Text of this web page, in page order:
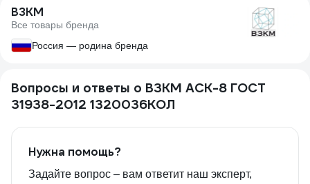
ВЗКМ
Все товары бренда
Россия — родина бренда
Вопросы и ответы о ВЗКМ АСК-8 ГОСТ
31938-2012 1320036КОЛ
Нужна помощь?
Задайте вопрос – вам ответит наш эксперт,